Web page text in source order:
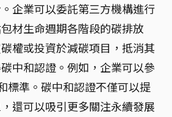
企業可以委託第三方機構進行
材生命週期各階段的碳排放
權或投資於減碳項目，抵消其
中和認證。例如，企業可以參
標準。碳中和認證不僅可以提
還可以吸引更多關注永續發展